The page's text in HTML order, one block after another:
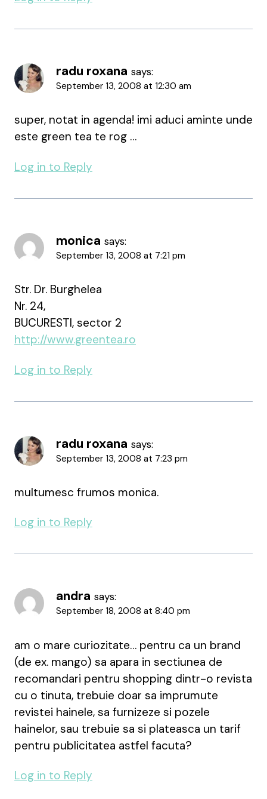
radu roxana says:
September 13, 2008 at 12:30 am
super, notat in agenda! imi aduci aminte unde
este green tea te rog …
Log in to Reply
monica says:
September 13, 2008 at 7:21 pm
Str. Dr. Burghelea
Nr. 24,
BUCURESTI, sector 2
http://www.greentea.ro
Log in to Reply
radu roxana says:
September 13, 2008 at 7:23 pm
multumesc frumos monica.
Log in to Reply
andra says:
September 18, 2008 at 8:40 pm
am o mare curiozitate… pentru ca un brand
(de ex. mango) sa apara in sectiunea de
recomandari pentru shopping dintr-o revista
cu o tinuta, trebuie doar sa imprumute
revistei hainele, sa furnizeze si pozele
hainelor, sau trebuie sa si plateasca un tarif
pentru publicitatea astfel facuta?
Log in to Reply